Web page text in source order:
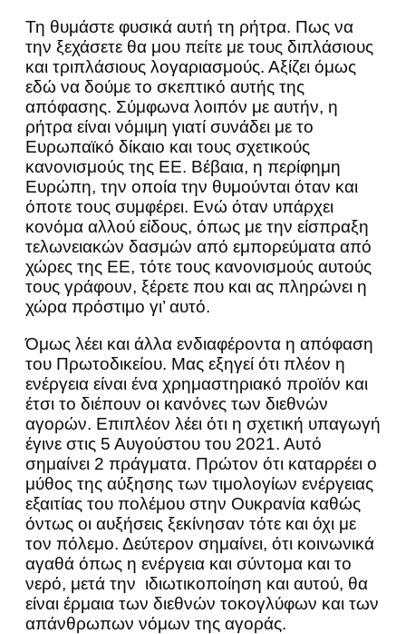
Τη θυμάστε φυσικά αυτή τη ρήτρα. Πως να
την ξεχάσετε θα μου πείτε με τους διπλάσιους
και τριπλάσιους λογαριασμούς. Αξίζει όμως
εδώ να δούμε το σκεπτικό αυτής της
απόφασης. Σύμφωνα λοιπόν με αυτήν, η
ρήτρα είναι νόμιμη γιατί συνάδει με το
Ευρωπαϊκό δίκαιο και τους σχετικούς
κανονισμούς της ΕΕ. Βέβαια, η περίφημη
Ευρώπη, την οποία την θυμούνται όταν και
όποτε τους συμφέρει. Ενώ όταν υπάρχει
κονόμα αλλού είδους, όπως με την είσπραξη
τελωνειακών δασμών από εμπορεύματα από
χώρες της ΕΕ, τότε τους κανονισμούς αυτούς
τους γράφουν, ξέρετε που και ας πληρώνει η
χώρα πρόστιμο γι’ αυτό.
Όμως λέει και άλλα ενδιαφέροντα η απόφαση
του Πρωτοδικείου. Μας εξηγεί ότι πλέον η
ενέργεια είναι ένα χρημαστηριακό προϊόν και
έτσι το διέπουν οι κανόνες των διεθνών
αγορών. Επιπλέον λέει ότι η σχετική υπαγωγή
έγινε στις 5 Αυγούστου του 2021. Αυτό
σημαίνει 2 πράγματα. Πρώτον ότι καταρρέει ο
μύθος της αύξησης των τιμολογίων ενέργειας
εξαιτίας του πολέμου στην Ουκρανία καθώς
όντως οι αυξήσεις ξεκίνησαν τότε και όχι με
τον πόλεμο. Δεύτερον σημαίνει, ότι κοινωνικά
αγαθά όπως η ενέργεια και σύντομα και το
νερό, μετά την ιδιωτικοποίηση και αυτού, θα
είναι έρμαια των διεθνών τοκογλύφων και των
απάνθρωπων νόμων της αγοράς.